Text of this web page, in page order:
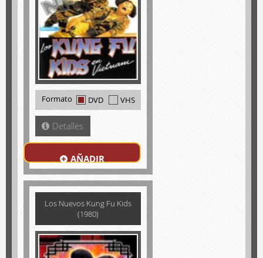
Formato DVD VHS
Detalles
AÑADIR
Los Nuevos Kung Fu Kids
(1980)